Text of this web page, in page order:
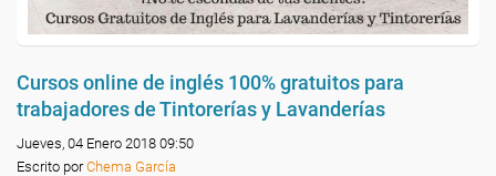
Cursos online de inglés 100% gratuitos para
trabajadores de Tintorerías y Lavanderías
Jueves, 04 Enero 2018 09:50
Escrito porChema García